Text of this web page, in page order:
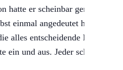
hatte er scheinbar genug.
einmal angedeutet hatte,
alles entscheidende Frage
ein und aus. Jeder scheint auf